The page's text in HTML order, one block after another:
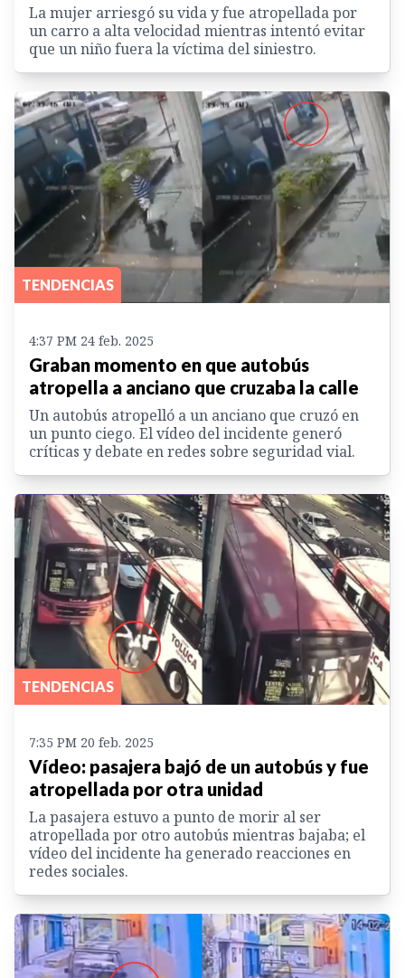
La mujer arriesgó su vida y fue atropellada por
un carro a alta velocidad mientras intentó evitar
que un niño fuera la víctima del siniestro.
TENDENCIAS
4:37 PM 24 feb. 2025
Graban momento en que autobús
atropella a anciano que cruzaba la calle
Un autobús atropelló a un anciano que cruzó en
un punto ciego. El vídeo del incidente generó
críticas y debate en redes sobre seguridad vial.
TENDENCIAS
7:35 PM 20 feb. 2025
Vídeo: pasajera bajó de un autobús y fue
atropellada por otra unidad
La pasajera estuvo a punto de morir al ser
atropellada por otro autobús mientras bajaba; el
vídeo del incidente ha generado reacciones en
redes sociales.